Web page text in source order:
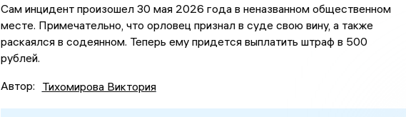
Сам инцидент произошел 30 мая 2026 года в неназванном общественном
месте. Примечательно, что орловец признал в суде свою вину, а также
раскаялся в содеянном. Теперь ему придется выплатить штраф в 500
рублей.
Автор: Тихомирова Виктория